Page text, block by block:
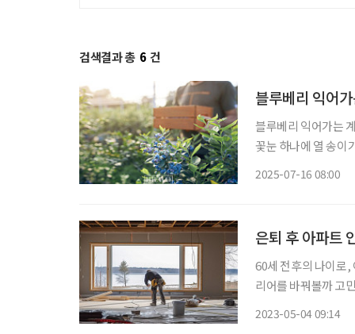
검색결과 총 6 건
블루베리 익어
블루베리 익어가는
꽃눈 하나에 열 송이
2025-07-16 08:00
은퇴 후 아파트
60세 전후의 나이로,
리어를 바꿔볼까 고
2023-05-04 09:14